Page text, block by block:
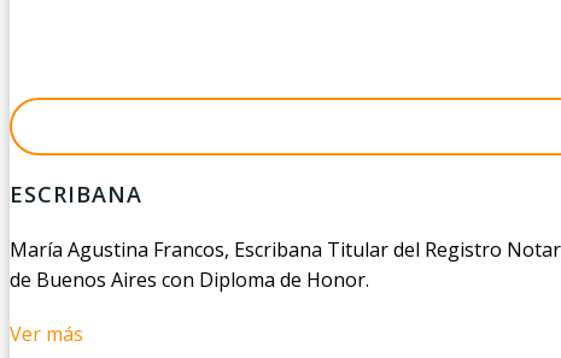
ESCRIBANA
María Agustina Francos, Escribana Titular del Registro
de Buenos Aires con Diploma de Honor.
Ver más